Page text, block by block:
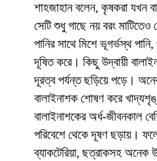
শাহজাহান বলেন, কৃষকরা যখন
সেটি শুধু গাছে নয় বরং মাটিতেও
পানির সাথে মিশে ভূগর্ভস্থ
দূষিত করে। কিছু উদ্বায়ী
দূরত্ব পর্যন্ত ছড়িয়ে পড়ে।
বালাইনাশক শোষণ করে
বালাইনাশকের অর্ধ-জীবনকাল
পরিবেশে থেকে দূষণ ছড়ায়।
ব্যাকটেরিয়া, ছত্রাকসহ অনেক